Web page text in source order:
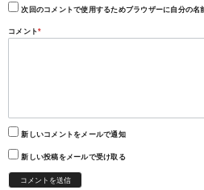
次回のコメントで使用するためブラウザーに自分の名
コメント*
新しいコメントをメールで通知
新しい投稿をメールで受け取る